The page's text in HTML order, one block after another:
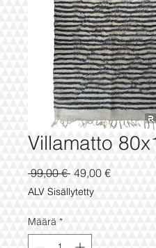
Villamatto
99,00 € Normaali
hinta
49,00 €Alehinta
ALV Sisällytetty
Määrä *